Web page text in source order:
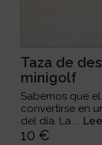
Taza de
minigolf
Sabemos que
convertirse en
del día. La ...
10 €